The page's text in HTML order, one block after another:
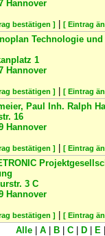
Hannover
bestätigen ] [ Eintrag
Technologie
1
Hannover
bestätigen ] [ Eintrag
Paul Inh. Ralph
16
Hannover
bestätigen ] [ Eintrag
3 C
Hannover
bestätigen ] [ Eintrag
Alle A B C D E